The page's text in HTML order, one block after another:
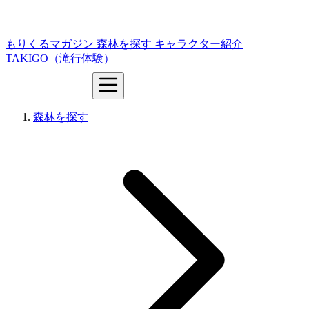
もりくるマガジン 森林を探す キャラクター紹介
TAKIGO（滝行体験）
森林を探す